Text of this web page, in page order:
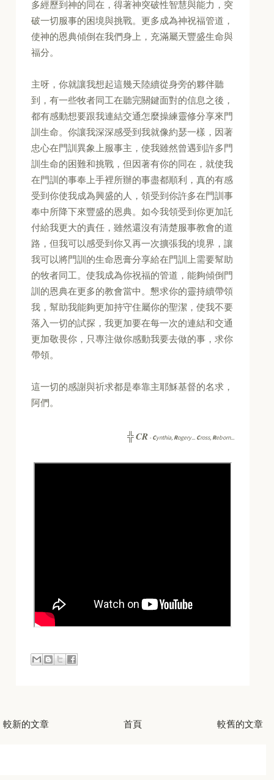
多經歷到神的同在，得著神突破性智慧與能力，突
破一切服事的困境與挑戰。更多成為神祝福管道，
使神的恩典傾倒在我們身上，充滿屬天豐盛生命與
福分。
主呀，你就讓我想起這幾天陸續從身旁的夥伴聽
到，有一些牧者同工在聽完關鍵面對的信息之後，
都有感動想要跟我連結交通怎麼操練靈修分享來門
訓生命。你讓我深深感受到我就像約瑟一樣，因著
忠心在門訓異象上服事主，使我雖然曾遇到許多門
訓生命的困難和挑戰，但因著有你的同在，就使我
在門訓的事奉上手裡所辦的事盡都順利，真的有感
受到你使我成為興盛的人，領受到你許多在門訓事
奉中所降下來豐盛的恩典。如今我領受到你更加託
付給我更大的責任，雖然還沒有清楚服事教會的道
路，但我可以感受到你又再一次擴張我的境界，讓
我可以將門訓的生命恩膏分享給在門訓上需要幫助
的牧者同工。使我成為你祝福的管道，能夠傾倒門
訓的恩典在更多的教會當中。懇求你的靈持續帶領
我，幫助我能夠更加持守住屬你的聖潔，使我不要
落入一切的試探，我更加要在每一次的連結和交通
更加敬畏你，只專注做你感動我要去做的事，求你
帶領。
這一切的感謝與祈求都是奉靠主耶穌基督的名求，
阿們。
╬CR -Cynthia, Rogery... Cross, Reborn...
較新的文章 較舊的文章
首頁